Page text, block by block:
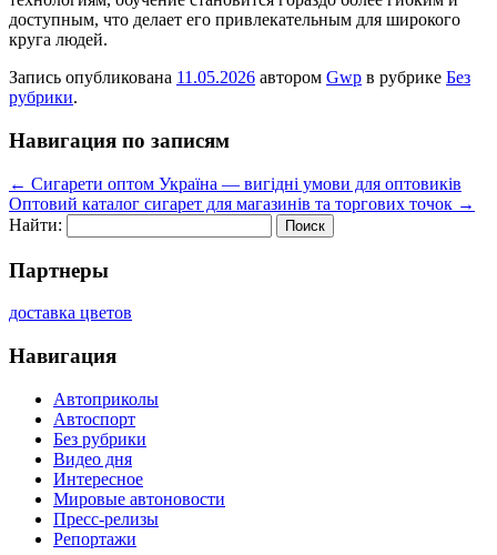
доступным, что делает его привлекательным для широкого
круга людей.
Запись опубликована 11.05.2026 автором Gwp в рубрике Без
рубрики.
Навигация по записям
← Сигарети оптом Україна — вигідні умови для оптовиків
Оптовий каталог сигарет для магазинів та торгових точок →
Найти:
Партнеры
доставка цветов
Навигация
Автоприколы
Автоспорт
Без рубрики
Видео дня
Интересное
Мировые автоновости
Пресс-релизы
Репортажи